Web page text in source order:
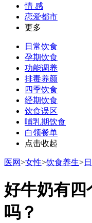
情 感
恋爱都市
更多
日常饮食
孕期饮食
功能调养
排毒养颜
四季饮食
经期饮食
饮食误区
哺乳期饮食
白领餐单
点击收起
医网>女性>饮食养生>
好牛奶有四
吗？